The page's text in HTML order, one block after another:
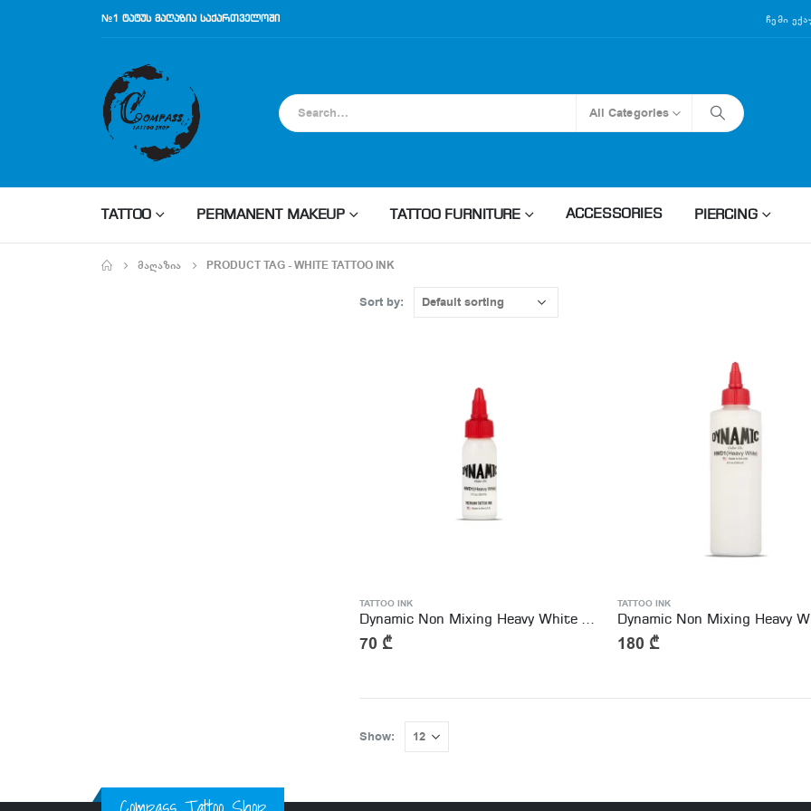
№1 ტატუს მაღაზია საქართველოში Ჩემი
All Categories
TATTOO PERMANENT MAKEUP TATTOO FURNITURE ACCESSORIES PIERCING
ᲛᲐᲦᲐᲖᲘᲐ PRODUCT TAG -WHITE TATTOO INK
Sort by:
TATTOO INK
Dynamic Non Mixing Heavy White 1 oz. Bottle
70 ₾
TATTOO INK
180 ₾
Show: